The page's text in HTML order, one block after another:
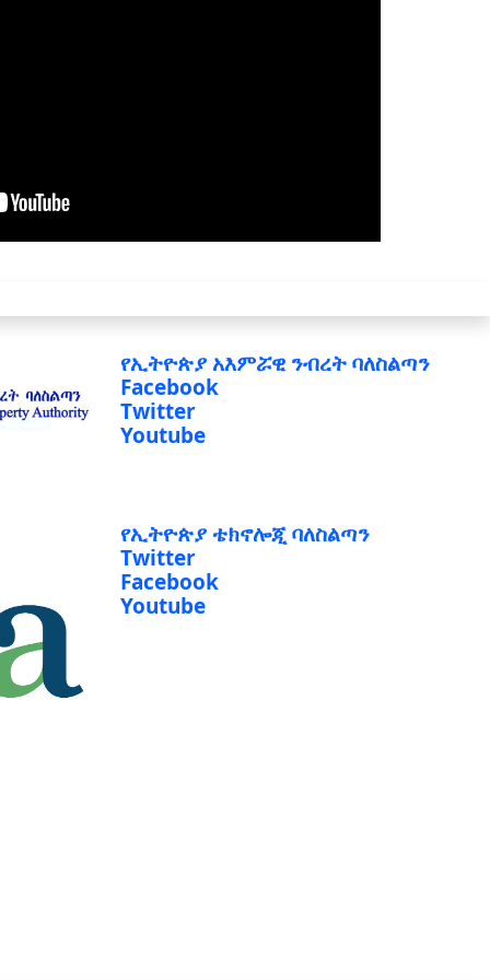
የኢትዮጵያ አእምሯዊ ንብረት ባለስልጣን
Facebook
Twitter
Youtube
የኢትዮጵያ ቴክኖሎጂ ባለስልጣን
Twitter
Facebook
Youtube